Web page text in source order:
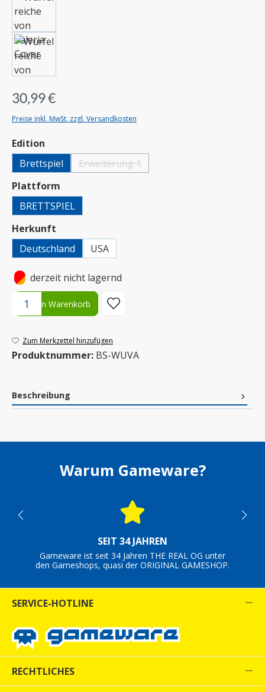
30,99 €
Preise inkl. MwSt. zzgl. Versandkosten
Edition
Brettspiel
Erweiterung 1(Diese Option ist zurzeit nicht verfügbar.)
Plattform
BRETTSPIEL
Herkunft
Deutschland
USA
• derzeit nicht lagernd
Produkt Anzahl: Gib den gewünschten Wert ein oder benutze
In den Warenkorb
Zum Merkzettel hinzufügen
Produktnummer: BS-WUVA
Beschreibung
Warum Gameware?
SEIT 34 JAHREN
Gameware ist seit 34 Jahren THE REAL OG unter
den Gameshops, quasi der ORIGINAL GAMESHOP.
SERVICE-HOTLINE
RECHTLICHES